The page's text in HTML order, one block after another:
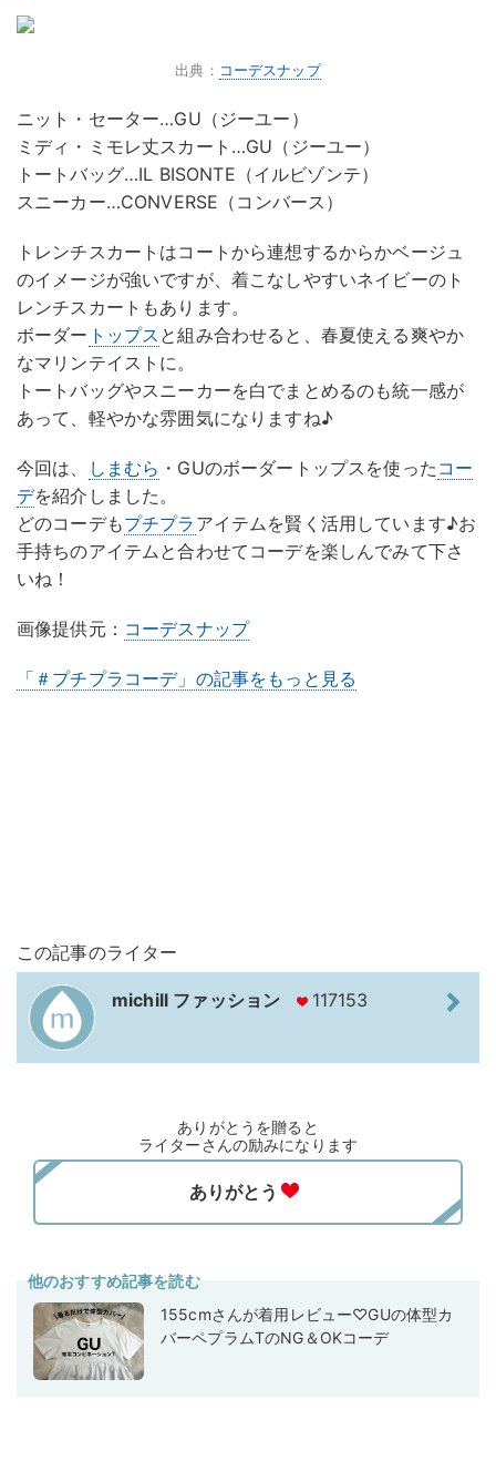
出典： コーデスナップ
ニット・セーター…GU（ジーユー）
ミディ・ミモレ丈スカート…GU（ジーユー）
トートバッグ…IL BISONTE（イルビゾンテ）
スニーカー…CONVERSE（コンバース）
トレンチスカートはコートから連想するからかベージュ
のイメージが強いですが、着こなしやすいネイビーのト
レンチスカートもあります。
ボーダー トップス と組み合わせると、春夏使える爽やか
なマリンテイストに。
トートバッグやスニーカーを白でまとめるのも統一感が
あって、軽やかな雰囲気になりますね♪
今回は、 しまむら ・GUのボーダートップスを使った コー
デを紹介しました。
どのコーデもプチプラ アイテムを賢く活用しています♪お
手持ちのアイテムと合わせてコーデを楽しんでみて下さ
いね！
画像提供元： コーデスナップ
「＃プチプラコーデ」の記事をもっと見る
この記事のライター
michill ファッション 117153
ありがとうを贈ると
ライターさんの励みになります
他のおすすめ記事を読む
155cmさんが着用レビュー♡GUの体型カ
バーペプラムTのNG＆OKコーデ